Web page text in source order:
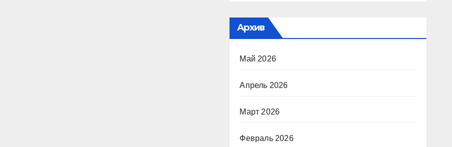
Архив
Май 2026
Апрель 2026
Март 2026
Февраль 2026